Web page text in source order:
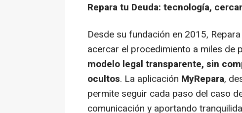
Repara tu Deuda: tecnología,
Desde su fundación en 2015,
acercar el procedimiento a miles de
modelo legal transparente, sin
ocultos. La aplicación MyRepara,
permite seguir cada paso del caso
comunicación y aportando